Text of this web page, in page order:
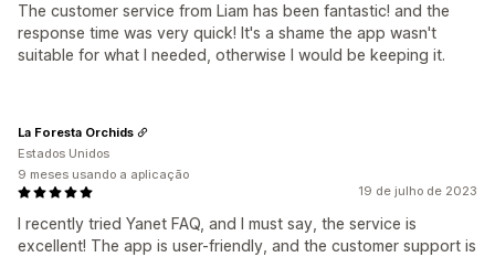
The customer service from Liam has been fantastic! and the
response time was very quick! It's a shame the app wasn't
suitable for what I needed, otherwise I would be keeping it.
19 de julho de 2023
I recently tried Yanet FAQ, and I must say, the service is
excellent! The app is user-friendly, and the customer support is
La Foresta Orchids
Estados Unidos
9 meses usando a aplicação